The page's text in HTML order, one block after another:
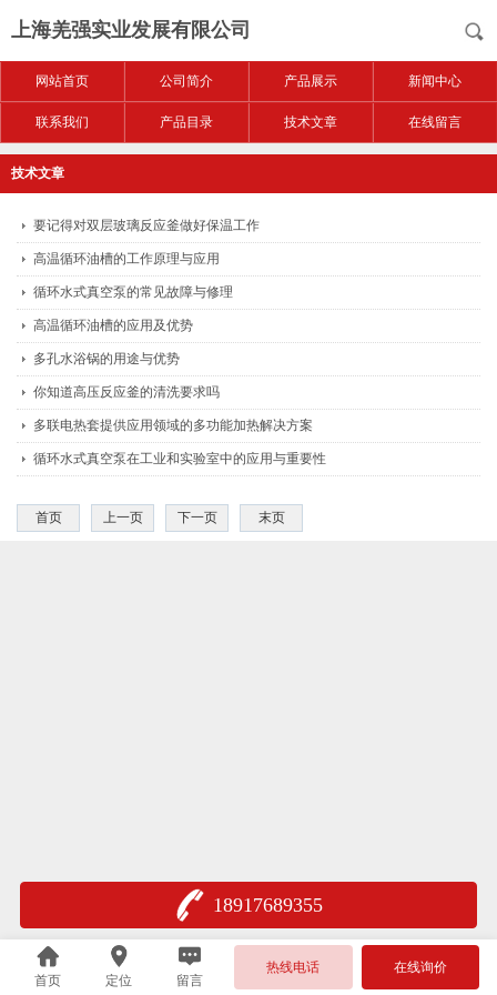
上海羌强实业发展有限公司
网站首页 公司简介 产品展示 新闻中心
联系我们 产品目录 技术文章 在线留言
技术文章
要记得对双层玻璃反应釜做好保温工作
高温循环油槽的工作原理与应用
循环水式真空泵的常见故障与修理
高温循环油槽的应用及优势
多孔水浴锅的用途与优势
你知道高压反应釜的清洗要求吗
多联电热套提供应用领域的多功能加热解决方案
循环水式真空泵在工业和实验室中的应用与重要性
首页 上一页 下一页 末页
18917689355
首页 定位 留言
热线电话 在线询价